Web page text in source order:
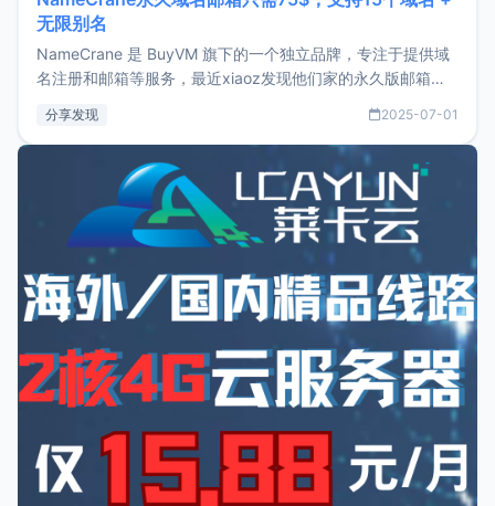
无限别名
NameCrane 是 BuyVM 旗下的一个独立品牌，专注于提供域
名注册和邮箱等服务，最近xiaoz发现他们家的永久版邮箱服
又实惠的域名邮箱，不妨尝试一下 NameCrane。注册
NameCraneNameCrane不支持直接注册，必须要购买
分享发现 2025-07-01